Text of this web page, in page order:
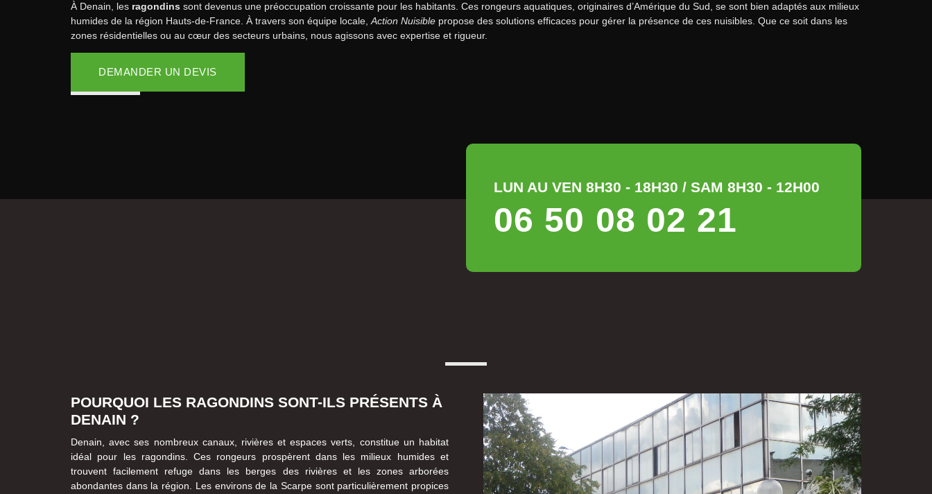
À Denain, les ragondins sont devenus une préoccupation croissante pour les habitants. Ces rongeurs aquatiques, originaires d’Amérique du Sud, se sont bien adaptés aux milieux
humides de la région Hauts-de-France. À travers son équipe locale, Action Nuisible propose des solutions efficaces pour gérer la présence de ces nuisibles. Que ce soit dans les
zones résidentielles ou au cœur des secteurs urbains, nous agissons avec expertise et rigueur.
DEMANDER UN DEVIS
LUN AU VEN 8H30 - 18H30 / SAM 8H30 - 12H00
06 50 08 02 21
POURQUOI LES RAGONDINS SONT-ILS PRÉSENTS À
DENAIN ?
Denain, avec ses nombreux canaux, rivières et espaces verts, constitue un habitat
idéal pour les ragondins. Ces rongeurs prospèrent dans les milieux humides et
trouvent facilement refuge dans les berges des rivières et les zones arborées
abondantes dans la région. Les environs de la Scarpe sont particulièrement propices